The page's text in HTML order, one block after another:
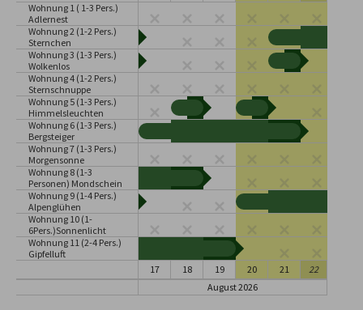
Wohnung 1 ( 1-3 Pers.)
Adlernest
Wohnung 2 (1-2 Pers.)
Sternchen
Wohnung 3 (1-3 Pers.)
Wolkenlos
Wohnung 4 (1-2 Pers.)
Sternschnuppe
Wohnung 5 (1-3 Pers.)
Himmelsleuchten
Wohnung 6 (1-3 Pers.)
Bergsteiger
Wohnung 7 (1-3 Pers.)
Morgensonne
Wohnung 8 (1-3
Personen) Mondschein
Wohnung 9 (1-4 Pers.)
Alpenglühen
Wohnung 10 (1-
6Pers.)Sonnenlicht
Wohnung 11 (2-4 Pers.)
Gipfelluft
17
18 19 20 21
22
August 2026